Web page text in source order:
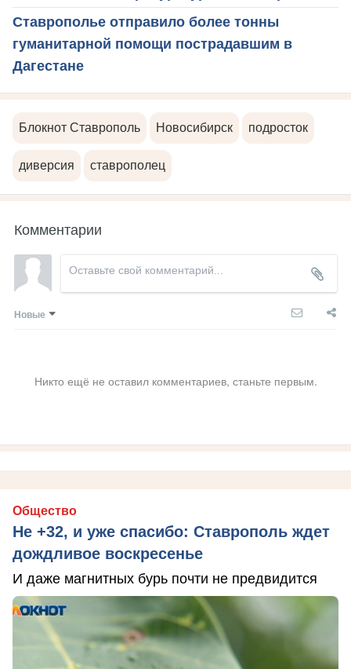
Ставрополье отправило более тонны
гуманитарной помощи пострадавшим в
Дагестане
Блокнот Ставрополь Новосибирск подросток
диверсия ставрополец
Комментарии
Новые
Никто ещё не оставил комментариев, станьте первым.
Общество
Не +32, и уже спасибо: Ставрополь ждет
дождливое воскресенье
И даже магнитных бурь почти не предвидится